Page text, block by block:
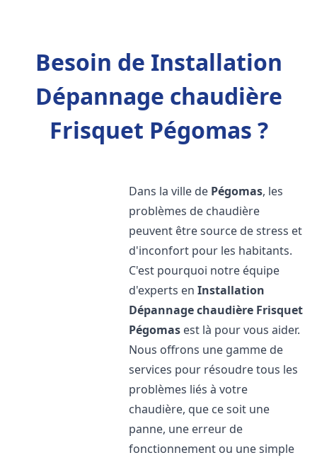
Besoin de Installation
Dépannage chaudière
Frisquet Pégomas ?
Dans la ville de Pégomas, les
problèmes de chaudière
peuvent être source de stress et
d'inconfort pour les habitants.
C'est pourquoi notre équipe
d'experts enInstallation
Dépannage chaudière Frisquet
Pégomas est là pour vous aider.
Nous offrons une gamme de
services pour résoudre tous les
problèmes liés à votre
chaudière, que ce soit une
panne, une erreur de
fonctionnement ou une simple